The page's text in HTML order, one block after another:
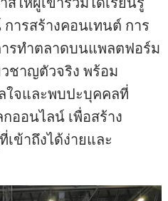
ารสร้างคอนเทนต์ การ
รทำตลาดบนแพลตฟอร์ม
วชาญตัวจริง พร้อม
ใจและพบปะบุคคลที่
ออนไลน์ เพื่อสร้าง
ข้าถึงได้ง่ายและ